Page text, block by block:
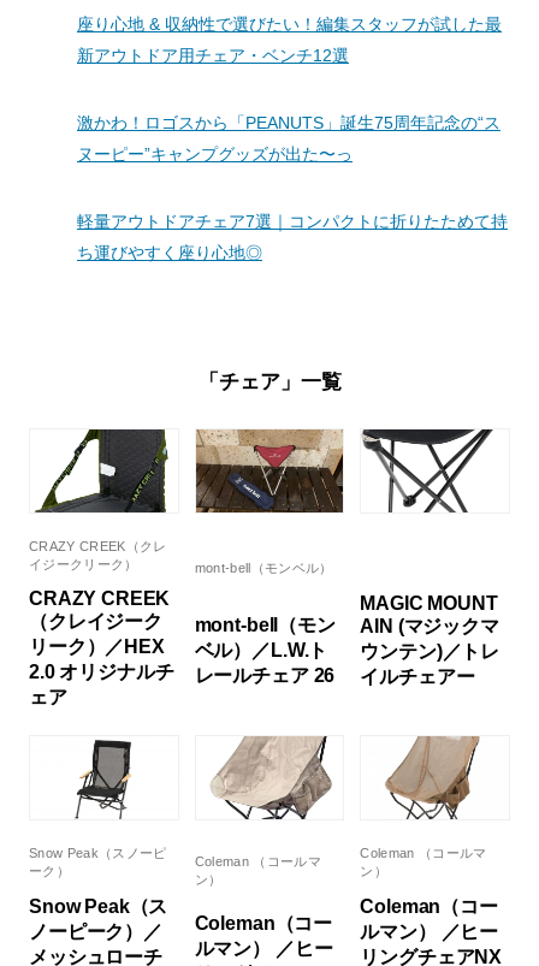
座り心地 & 収納性で選びたい！編集スタッフが試した最
新アウトドア用チェア・ベンチ12選
激かわ！ロゴスから「PEANUTS」誕生75周年記念の“ス
ヌーピー”キャンプグッズが出た〜っ
軽量アウトドアチェア7選｜コンパクトに折りたためて持
ち運びやすく座り心地◎
「チェア」一覧
CRAZY CREEK（クレ
イジークリーク）
CRAZY CREEK
（クレイジーク
リーク）／HEX
2.0 オリジナルチ
ェア
mont-bell（モンベル）
mont-bell（モン
ベル）／L.W.ト
レールチェア 26
MAGIC MOUNT
AIN (マジックマ
ウンテン)／トレ
イルチェアー
Snow Peak（スノーピ
ーク）
Snow Peak（ス
ノーピーク）／
メッシュローチ
Coleman （コールマ
ン）
Coleman（コー
ルマン） ／ヒー
Coleman （コールマ
ン）
Coleman（コー
ルマン） ／ヒー
リングチェアNX